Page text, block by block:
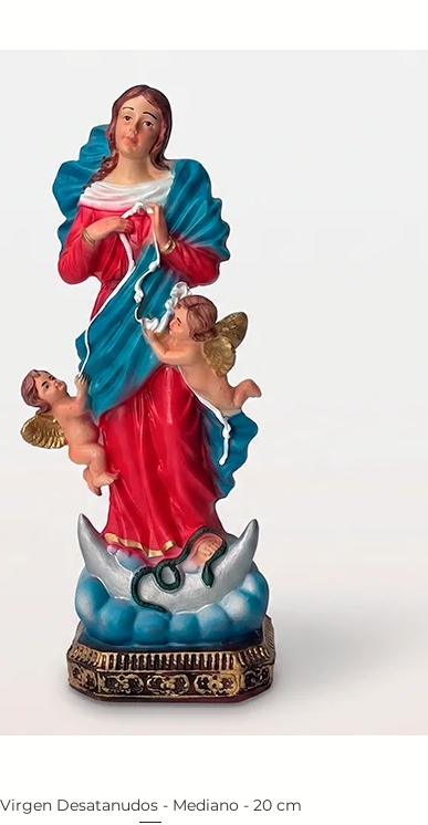
Vista rápida
Virgen Desatanudos - Mediano - 20 cm